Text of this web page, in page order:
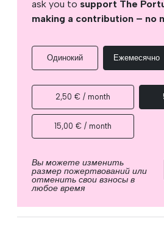
ask you to support The
making a contribution – no
Одинокий Ежемесячно
2,50 € / month
15,00 € / month
Вы можете изменить
размер пожертвований или
отменить свои взносы в
любое время